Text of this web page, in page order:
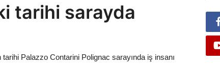
tarihi sarayda
Palazzo Contarini Polignac sarayında iş insanı